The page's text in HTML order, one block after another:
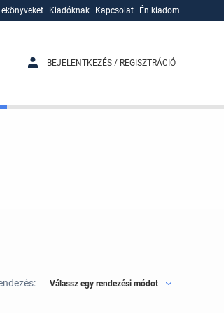
Kiadóknak
Kapcsolat Én kiadom
BEJELENTKEZÉS / REGISZTRÁCIÓ
Válassz egy rendezési módot